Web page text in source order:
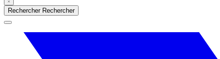
Rechercher Rechercher